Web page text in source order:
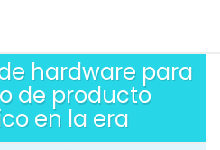
hardware para
de producto
en la era